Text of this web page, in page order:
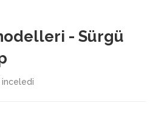
- Sürgü
inceledi